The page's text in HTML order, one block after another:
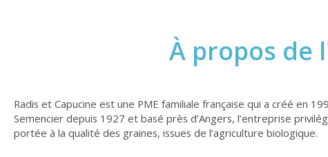
À propos de
Radis et Capucine est une PME familiale française qui a créé en
Semencier depuis 1927 et basé près d’Angers, l’entreprise
portée à la qualité des graines, issues de l’agriculture biologique.